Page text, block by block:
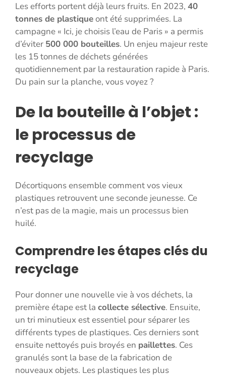
Les efforts portent déjà leurs fruits. En 2023, 40
tonnes de plastiqueont été supprimées. La
campagne « Ici, je choisis l’eau de Paris » a permis
d’éviter 500 000 bouteilles. Un enjeu majeur reste
les 15 tonnes de déchets générées
quotidiennement par la restauration rapide à Paris.
Du pain sur la planche, vous voyez ?
De la bouteille à l’objet :
le processus de
recyclage
Décortiquons ensemble comment vos vieux
plastiques retrouvent une seconde jeunesse. Ce
n’est pas de la magie, mais un processus bien
huilé.
Comprendre les étapes clés du
recyclage
Pour donner une nouvelle vie à vos déchets, la
première étape est la collecte sélective. Ensuite,
un tri minutieux est essentiel pour séparer les
différents types de plastiques. Ces derniers sont
ensuite nettoyés puis broyés en paillettes. Ces
granulés sont la base de la fabrication de
nouveaux objets. Les plastiques les plus